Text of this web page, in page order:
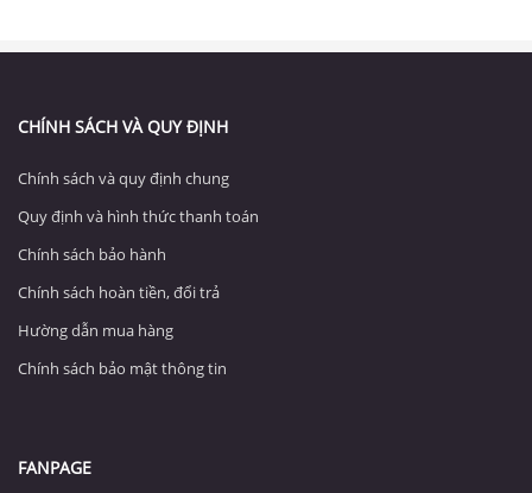
CHÍNH SÁCH VÀ QUY ĐỊNH
Chính sách và quy định chung
Quy định và hình thức thanh toán
Chính sách bảo hành
Chính sách hoàn tiền, đổi trả
Hường dẫn mua hàng
Chính sách bảo mật thông tin
FANPAGE